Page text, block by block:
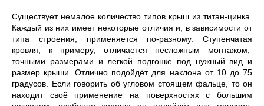
Существует немалое количество типов крыш из титан-цинка.
Каждый из них имеет некоторые отличия и, в зависимости от
типа строения, применяется по-разному. Ступенчатая
кровля, к примеру, отличается несложным монтажом,
точными размерами и легкой подгонке под нужный вид и
размер крыши. Отлично подойдёт для наклона от 10 до 75
градусов. Если говорить об угловом стоящем фальце, то он
находит своё применение на поверхностях с большим